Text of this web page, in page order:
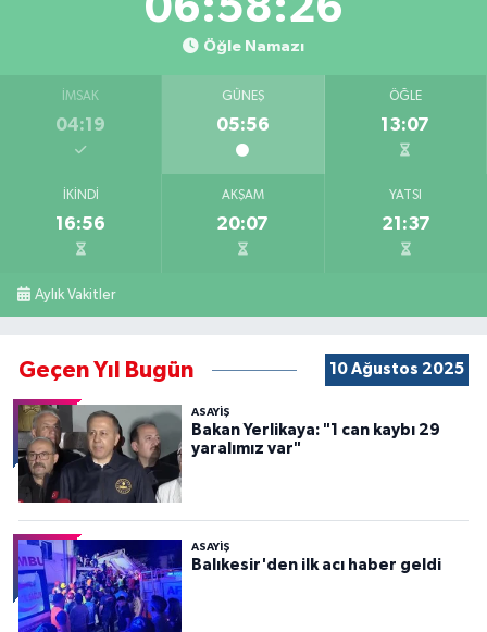
Öğle Namazı
İMSAK
04:19
GÜNEŞ
05:56
ÖĞLE
13:07
İKINDI
16:56
AKŞAM
20:07
YATSI
21:37
Aylık Vakitler
Geçen Yıl Bugün 10 Ağustos 2025
ASAYİŞ
Bakan Yerlikaya: "1 can kaybı 29
yaralımız var"
ASAYİŞ
Balıkesir'den ilk acı haber geldi